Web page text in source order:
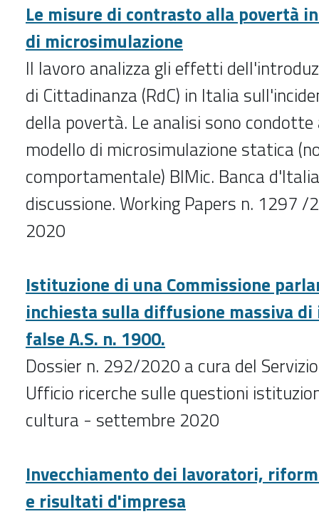
Le misure di contrasto alla povertà
di microsimulazione
Il lavoro analizza gli effetti
di Cittadinanza (RdC) in Italia
della povertà. Le analisi sono
modello di microsimulazione statica
comportamentale) BIMic. Banca
discussione. Working Papers n. 1297
2020
Istituzione di una Commissione
inchiesta sulla diffusione massiva
false A.S. n. 1900.
Dossier n. 292/2020 a cura del
Ufficio ricerche sulle questioni
cultura - settembre 2020
Invecchiamento dei lavoratori,
e risultati d'impresa